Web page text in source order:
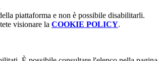
piattaforma e non è possibile disabilitarli.
visionare la COOKIE POLICY.